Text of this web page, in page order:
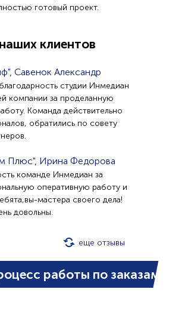
готовый проект.
клиентов
Савенок Александр
студии Инмедиан
компании за проделанную
Команда действительно
обратились по совету
Плюс", Ирина Федорова
команде Инмедиан за
оперативную работу и
мастера своего дела!
довольны.
еще отзывы
работы по заказам